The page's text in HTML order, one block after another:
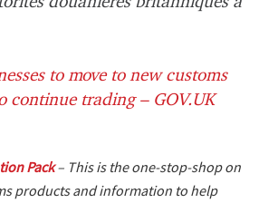
to move to new customs
continue trading – GOV.UK
Pack– This is the one-stop-shop on
products and information to help